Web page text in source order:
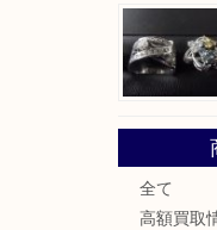
全て
高額買取